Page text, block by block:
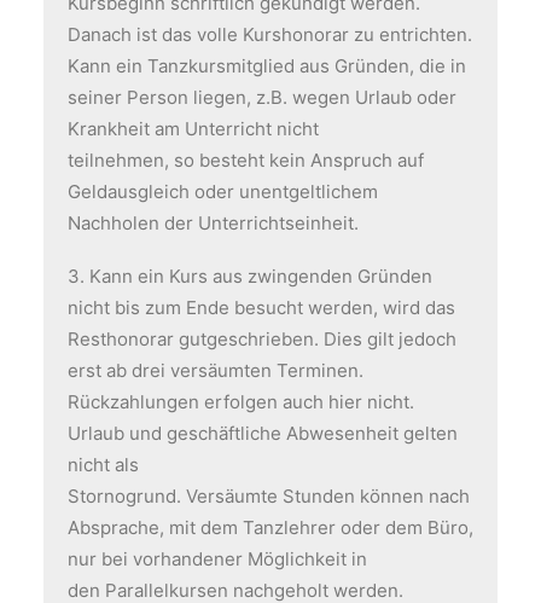
Danach ist das volle Kurshonorar zu entrichten.
Kann ein Tanzkursmitglied aus Gründen, die in
seiner Person liegen, z.B. wegen Urlaub oder
Krankheit am Unterricht nicht
teilnehmen, so besteht kein Anspruch auf
Geldausgleich oder unentgeltlichem
Nachholen der Unterrichtseinheit.
3. Kann ein Kurs aus zwingenden Gründen
nicht bis zum Ende besucht werden, wird das
Resthonorar gutgeschrieben. Dies gilt jedoch
erst ab drei versäumten Terminen.
Rückzahlungen erfolgen auch hier nicht.
Urlaub und geschäftliche Abwesenheit gelten
nicht als
Stornogrund. Versäumte Stunden können nach
Absprache, mit dem Tanzlehrer oder dem Büro,
nur bei vorhandener Möglichkeit in
den Parallelkursen nachgeholt werden.